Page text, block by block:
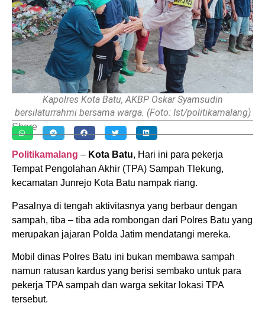
Kapolres Kota Batu, AKBP Oskar Syamsudin
bersilaturrahmi bersama warga. (Foto: Ist/politikamalang)
Share
Politikamalang – Kota Batu, Hari ini para pekerja
Tempat Pengolahan Akhir (TPA) Sampah Tlekung,
kecamatan Junrejo Kota Batu nampak riang.
Pasalnya di tengah aktivitasnya yang berbaur dengan
sampah, tiba – tiba ada rombongan dari Polres Batu yang
merupakan jajaran Polda Jatim mendatangi mereka.
Mobil dinas Polres Batu ini bukan membawa sampah
namun ratusan kardus yang berisi sembako untuk para
pekerja TPA sampah dan warga sekitar lokasi TPA
tersebut.